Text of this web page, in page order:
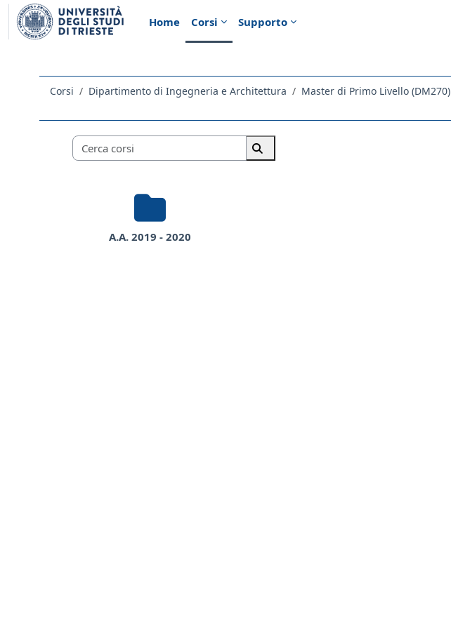
Vai al contenuto principale
Home
Corsi Supporto
Corsi Dipartimento di Ingegneria e Architettura Master di Primo Livello (DM270)
Categorie di corso
Cerca corsi
Cerca corsi
A.A. 2019 - 2020